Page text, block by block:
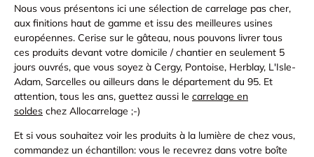
Nous vous présentons ici une sélection de carrelage pas cher,
aux finitions haut de gamme et issu des meilleures usines
européennes. Cerise sur le gâteau, nous pouvons livrer tous
ces produits devant votre domicile / chantier en seulement 5
jours ouvrés, que vous soyez à Cergy, Pontoise, Herblay, L'Isle-
Adam, Sarcelles ou ailleurs dans le département du 95. Et
attention, tous les ans, guettez aussi le carrelage en
soldes chez Allocarrelage ;-)
Et si vous souhaitez voir les produits à la lumière de chez vous,
commandez un échantillon: vous le recevrez dans votre boîte